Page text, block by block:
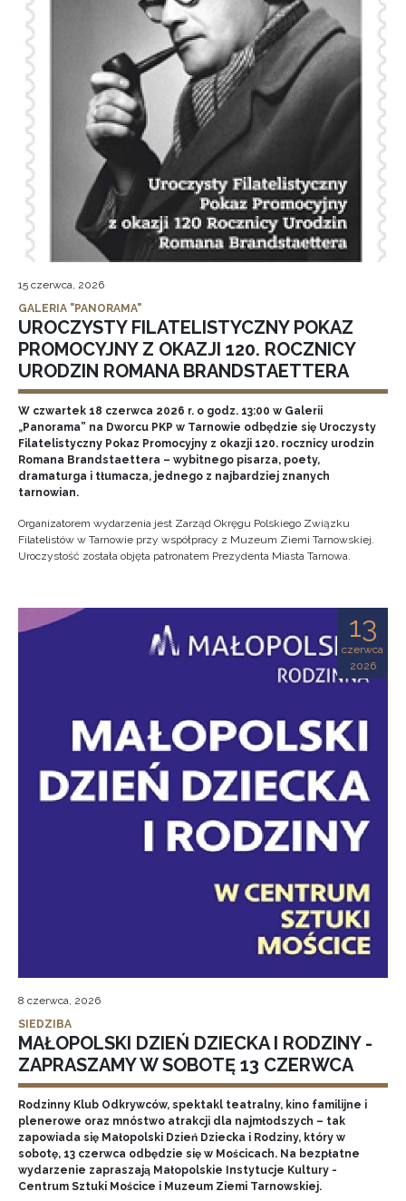
15 czerwca, 2026
GALERIA "PANORAMA"
UROCZYSTY FILATELISTYCZNY POKAZ
PROMOCYJNY Z OKAZJI 120. ROCZNICY
URODZIN ROMANA BRANDSTAETTERA
W czwartek 18 czerwca 2026 r. o godz. 13:00 w Galerii
„Panorama” na Dworcu PKP w Tarnowie odbędzie się Uroczysty
Filatelistyczny Pokaz Promocyjny z okazji 120. rocznicy urodzin
Romana Brandstaettera – wybitnego pisarza, poety,
dramaturga i tłumacza, jednego z najbardziej znanych
tarnowian.
Organizatorem wydarzenia jest Zarząd Okręgu Polskiego Związku
Filatelistów w Tarnowie przy współpracy z Muzeum Ziemi Tarnowskiej.
Uroczystość została objęta patronatem Prezydenta Miasta Tarnowa.
13
czerwca
2026
8 czerwca, 2026
SIEDZIBA
MAŁOPOLSKI DZIEŃ DZIECKA I RODZINY -
ZAPRASZAMY W SOBOTĘ 13 CZERWCA
Rodzinny Klub Odkrywców, spektakl teatralny, kino familijne i
plenerowe oraz mnóstwo atrakcji dla najmłodszych – tak
zapowiada się Małopolski Dzień Dziecka i Rodziny, który w
sobotę, 13 czerwca odbędzie się w Mościcach. Na bezpłatne
wydarzenie zapraszają Małopolskie Instytucje Kultury -
Centrum Sztuki Mościce i Muzeum Ziemi Tarnowskiej.